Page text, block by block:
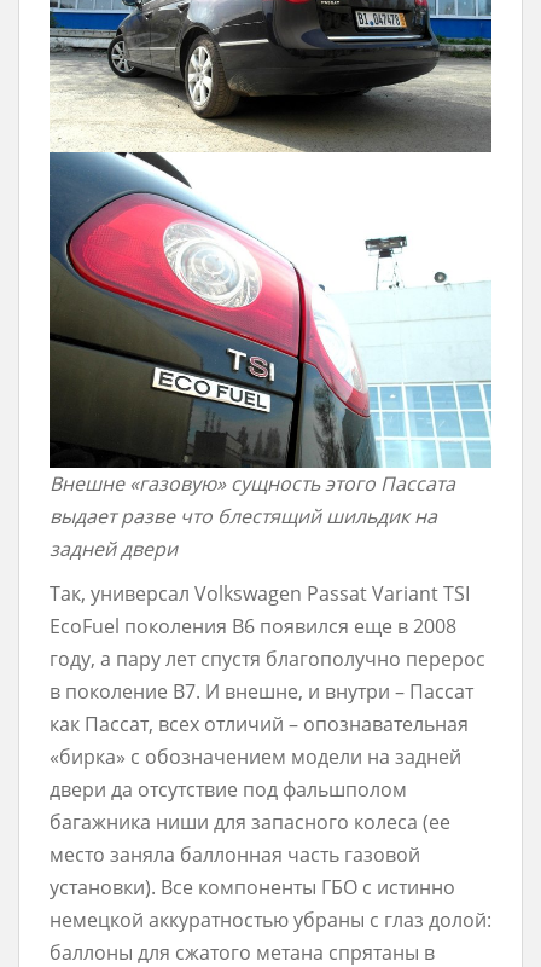
Внешне «газовую» сущность этого Пассата
выдает разве что блестящий шильдик на
задней двери
Так, универсал Volkswagen Passat Variant TSI
EcoFuel поколения В6 появился еще в 2008
году, а пару лет спустя благополучно перерос
в поколение В7. И внешне, и внутри – Пассат
как Пассат, всех отличий – опознавательная
«бирка» с обозначением модели на задней
двери да отсутствие под фальшполом
багажника ниши для запасного колеса (ее
место заняла баллонная часть газовой
установки). Все компоненты ГБО с истинно
немецкой аккуратностью убраны с глаз долой:
баллоны для сжатого метана спрятаны в